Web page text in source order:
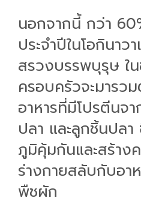
นอกจากนี้ กว่า
ประจำปีในโอกินาว
สรวงบรรพบุรุษ ใ
ครอบครัวจะมารว
อาหารที่มีโปรตีนจ
ปลา และลูกชิ้นปล
ภูมิคุ้มกันและสร้าง
ร่างกายสลับกับอา
พืชผัก